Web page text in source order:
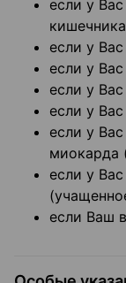
если у
если у
если у
если у
если у
если у
миокарда
если у
если Ваш